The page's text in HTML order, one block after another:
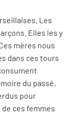
Les
Elles les y
mères nous
dans ces tours
du passé,
pour
ces femmes